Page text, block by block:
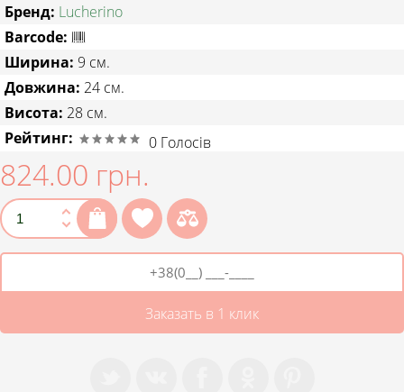
Бренд: Lucherino
Barcode:
Ширина: 9 см.
Довжина: 24 см.
Висота: 28 см.
Рейтинг:
0 Голосів
824.00 грн.
Заказать в 1 клик